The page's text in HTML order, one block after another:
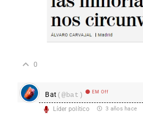
0
Bat (@bat) EM Off
Líder político 3 años hace